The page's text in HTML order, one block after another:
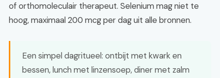
of orthomoleculair therapeut. Selenium mag niet te
hoog, maximaal 200 mcg per dag uit alle bronnen.
Een simpel dagritueel: ontbijt met kwark en
bessen, lunch met linzensoep, diner met zalm